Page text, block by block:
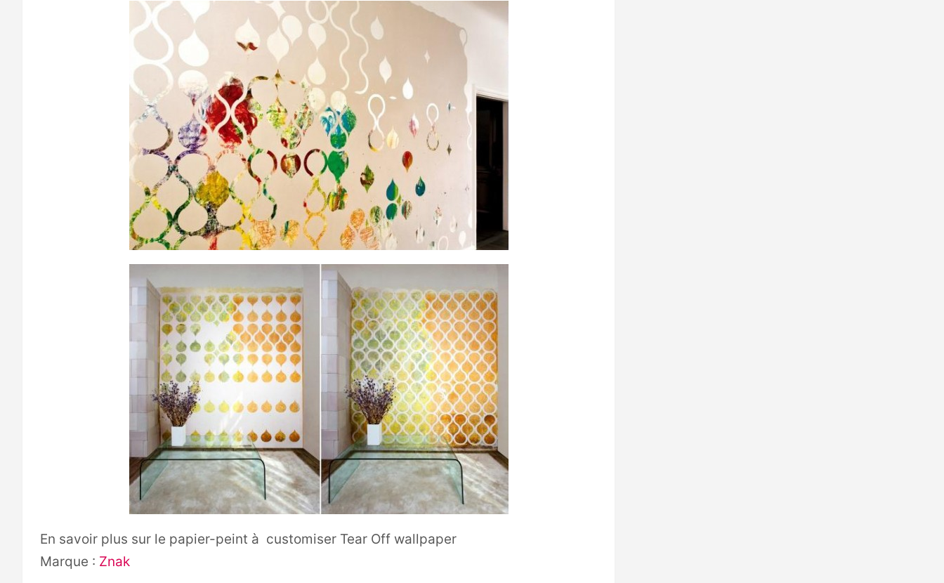
En savoir plus sur le papier-peint à customiser Tear Off wallpaper
Marque : Znak